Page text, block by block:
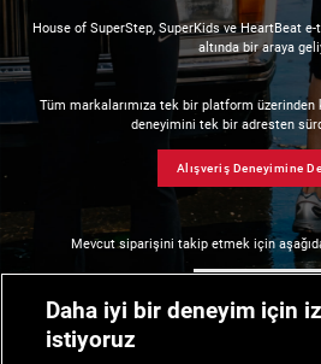
House of SuperStep, SuperKids ve HeartBeat
altında bir araya
Tüm markalarımıza tek bir platform üzerinden
deneyimini tek bir adresten
Alışveriş Deneyimine
Mevcut siparişini takip etmek için
Daha iyi bir deneyim için
istiyoruz